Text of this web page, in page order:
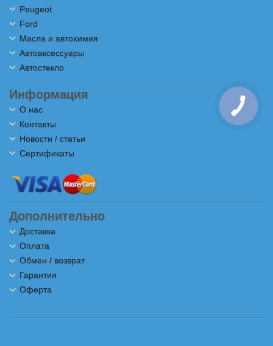
Peugeot
Ford
Масла и автохимия
Автоаксессуары
Автостекло
Информация
О нас
Контакты
Новости / статьи
Сертификаты
Дополнительно
Доставка
Оплата
Обмен / возврат
Гарантия
Оферта